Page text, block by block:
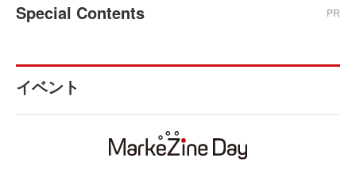
Special Contents PR
イベント